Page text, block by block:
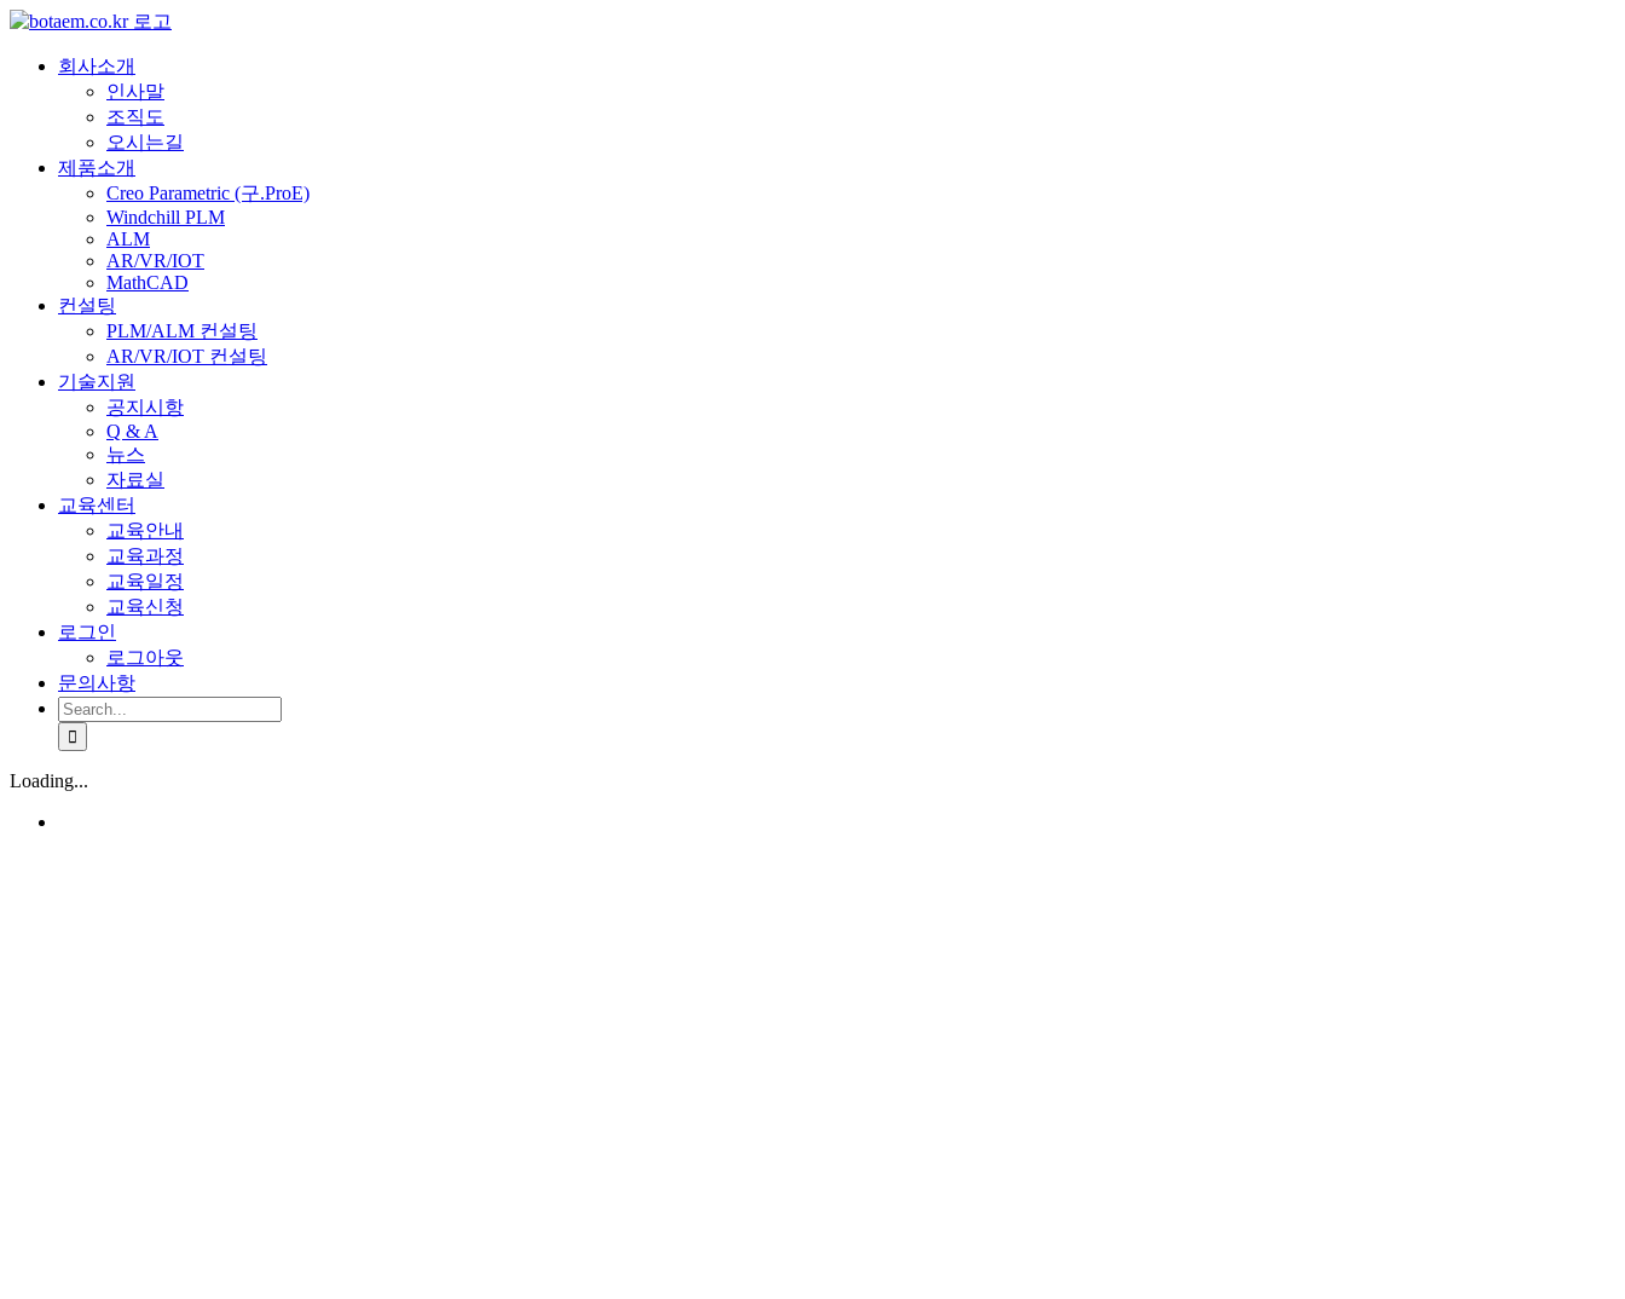
콘
회사소개
인사말
조직도
오시는길
제품소개
Creo Parametric (구.ProE)
Windchill PLM
ALM
AR/VR/IOT
MathCAD
컨설팅
PLM/ALM 컨설팅
AR/VR/IOT 컨설팅
기술지원
공지시항
Q & A
뉴스
자료실
교육센터
교육안내
교육과정
교육일정
교육신청
로그인
로그아웃
문의사항
Search
for:
Loading...